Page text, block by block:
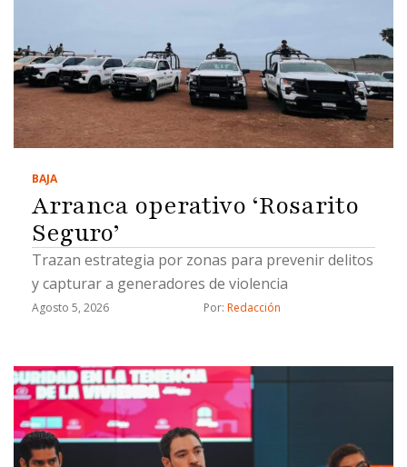
BAJA
Arranca operativo ‘Rosarito
Seguro’
Trazan estrategia por zonas para prevenir delitos
y capturar a generadores de violencia
Agosto 5, 2026 Por: Redacción